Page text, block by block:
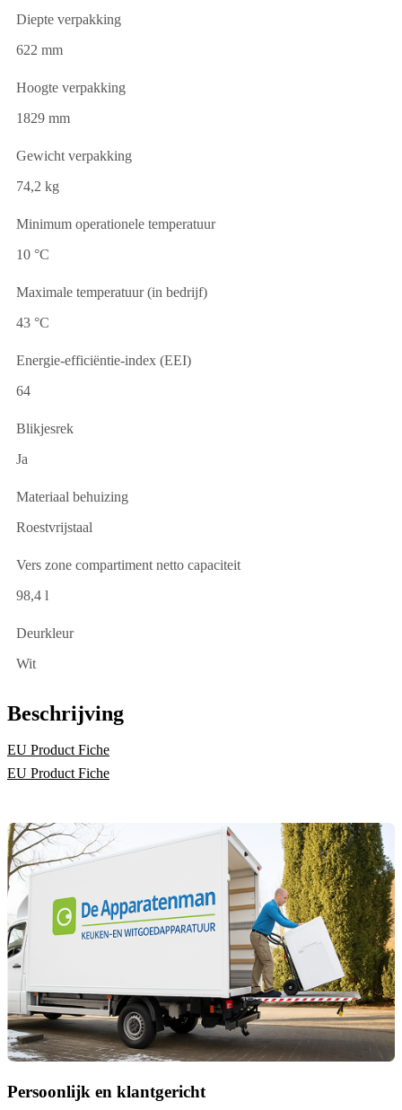
Diepte verpakking
622 mm
Hoogte verpakking
1829 mm
Gewicht verpakking
74,2 kg
Minimum operationele temperatuur
10 °C
Maximale temperatuur (in bedrijf)
43 °C
Energie-efficiëntie-index (EEI)
64
Blikjesrek
Ja
Materiaal behuizing
Roestvrijstaal
Vers zone compartiment netto capaciteit
98,4 l
Deurkleur
Wit
Beschrijving
EU Product Fiche
EU Product Fiche
Persoonlijk en klantgericht